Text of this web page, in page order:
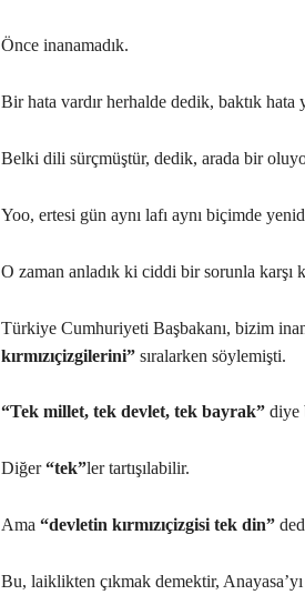
Önce inanamadık.
Bir hata vardır herhalde dedik, baktık hata
Belki dili sürçmüştür, dedik, arada bir
Yoo, ertesi gün aynı lafı aynı biçimde
O zaman anladık ki ciddi bir sorunla karşı
Türkiye Cumhuriyeti Başbakanı, bizim
kırmızıçizgilerini” sıralarken söylemişti.
“Tek millet, tek devlet, tek bayrak” diye
Diğer“tek”ler tartışılabilir.
Ama“devletin kırmızıçizgisi tek din”
Bu, laiklikten çıkmak demektir,